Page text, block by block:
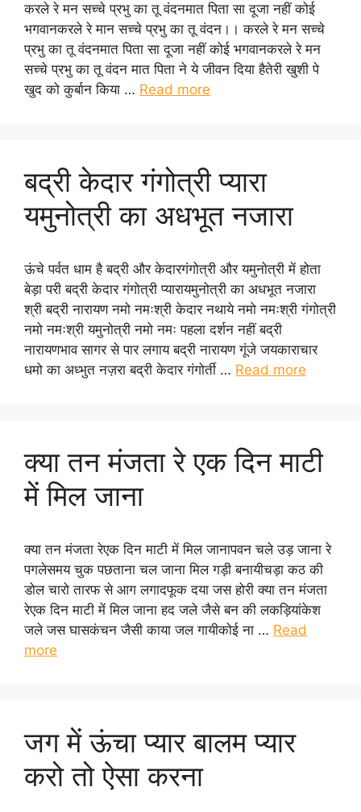
करले रे मन सच्चे प्रभु का तू वंदनमात पिता सा दूजा नहीं कोई
भगवानकरले रे मान सच्चे प्रभु का तू वंदन।। करले रे मन सच्चे
प्रभु का तू वंदनमात पिता सा दूजा नहीं कोई भगवानकरले रे मन
सच्चे प्रभु का तू वंदन मात पिता ने ये जीवन दिया हैतेरी खुशी पे
खुद को कुर्बान किया … Read more
बद्री केदार गंगोत्री प्यारा
यमुनोत्री का अधभूत नजारा
ऊंचे पर्वत धाम है बद्री और केदारगंगोत्री और यमुनोत्री में होता
बेड़ा परी बद्री केदार गंगोत्री प्यारायमुनोत्री का अधभूत नजारा
श्री बद्री नारायण नमो नमःश्री केदार नथाये नमो नमःश्री गंगोत्री
नमो नमःश्री यमुनोत्री नमो नमः पहला दर्शन नहीं बद्री
नारायणभाव सागर से पार लगाय बद्री नारायण गूंजे जयकाराचार
धमो का अध्भुत नज़रा बद्री केदार गंगोर्ती … Read more
क्या तन मंजता रे एक दिन माटी
में मिल जाना
क्या तन मंजता रेएक दिन माटी में मिल जानापवन चले उड़ जाना रे
पगलेसमय चुक पछताना चल जाना मिल गड़ी बनायीचड़ा कठ की
डोल चारो तारफ से आग लगादफूक दया जस होरी क्या तन मंजता
रेएक दिन माटी में मिल जाना हद जले जैसे बन की लकड़ियांकेश
जले जस घासकंचन जैसी काया जल गायीकोई ना … Read
more
जग में ऊंचा प्यार बालम प्यार
करो तो ऐसा करना